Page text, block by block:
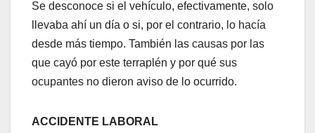
Se desconoce si el vehículo, efectivamente, solo
llevaba ahí un día o si, por el contrario, lo hacía
desde más tiempo. También las causas por las
que cayó por este terraplén y por qué sus
ocupantes no dieron aviso de lo ocurrido.
ACCIDENTE LABORAL